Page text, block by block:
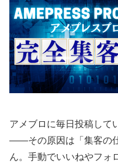
アメブロに毎日投稿して
——その原因は「集客の
ん。手動でいいねやフォ